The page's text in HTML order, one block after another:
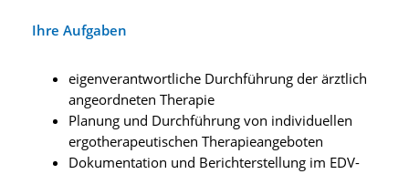
Ihre Aufgaben
eigenverantwortliche Durchführung der ärztlich
angeordneten Therapie
Planung und Durchführung von individuellen
ergotherapeutischen Therapieangeboten
Dokumentation und Berichterstellung im EDV-